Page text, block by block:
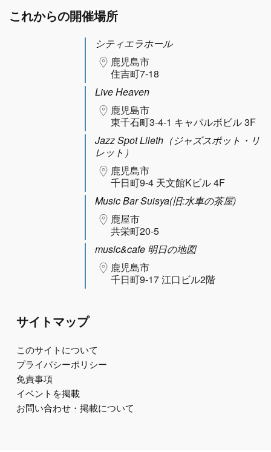
これからの開催場所
シティエラホール
鹿児島市
住吉町7-18
Live Heaven
鹿児島市
東千石町3-4-1 キャパルボビル 3F
Jazz Spot Lileth（ジャズスポット・リ
レット）
鹿児島市
千日町9-4 天文館Kビル 4F
Music Bar Suisya(旧:水車の茶屋)
鹿屋市
共栄町20-5
music&cafe 明日の地図
鹿児島市
千日町9-17 江口ビル2階
サイトマップ
このサイトについて
プライバシーポリシー
免責事項
イベントを掲載
お問い合わせ・掲載について